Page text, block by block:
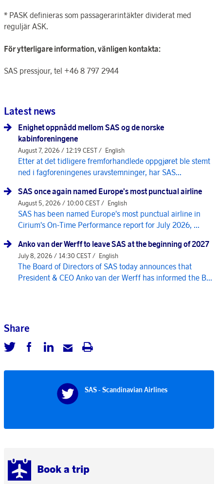
Book a trip
* PASK definieras som passagerarintäkter dividerat med
reguljär ASK.
För ytterligare information, vänligen kontakta:
SAS pressjour, tel +46 8 797 2944
Latest news
Enighet oppnådd mellom SAS og de norske
kabinforeningene
August 7, 2026 / 12:19 CEST / English
Etter at det tidligere fremforhandlede oppgjøret ble stemt
ned i fagforeningenes uravstemninger, har SAS...
SAS once again named Europe's most punctual airline
August 5, 2026 / 10:00 CEST / English
SAS has been named Europe's most punctual airline in
Cirium's On-Time Performance report for July 2026, ...
Anko van der Werff to leave SAS at the beginning of 2027
July 8, 2026 / 14:30 CEST / English
The Board of Directors of SAS today announces that
President & CEO Anko van der Werff has informed the B...
Share
SAS - Scandinavian Airlines